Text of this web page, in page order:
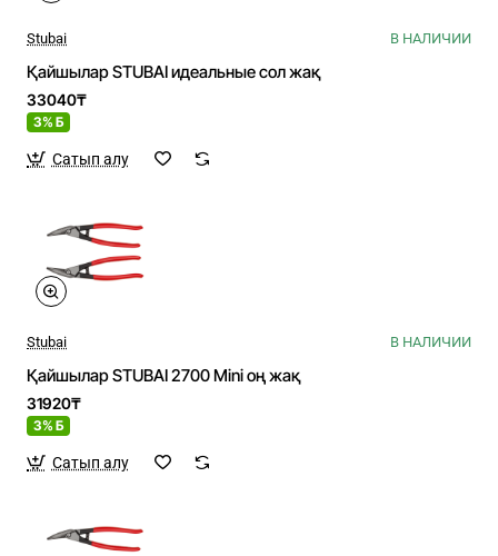
Stubai В НАЛИЧИИ
Қайшылар STUBAI идеальные сол жақ
33040₸
3% Б
Сатып алу
Stubai В НАЛИЧИИ
Қайшылар STUBAI 2700 Mini оң жақ
31920₸
3% Б
Сатып алу